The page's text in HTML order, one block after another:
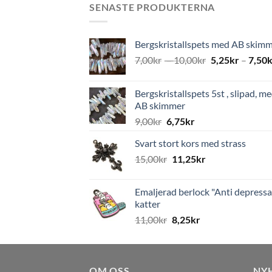
SENASTE PRODUKTERNA
Bergskristallspets med AB
7,00kr –10,00kr 5,25kr– 7,50
Bergskristallspets 5st , slipad,
AB skimmer
9,00kr 6,75kr
Svart stort kors med strass
15,00kr 11,25kr
Emaljerad berlock "Anti
katter
11,00kr 8,25kr